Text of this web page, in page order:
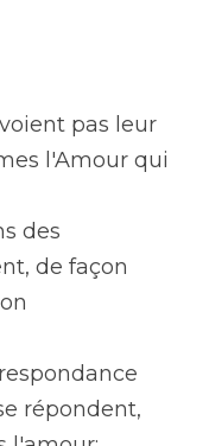
pas leur
l'Amour qui
des
de façon
répondent,